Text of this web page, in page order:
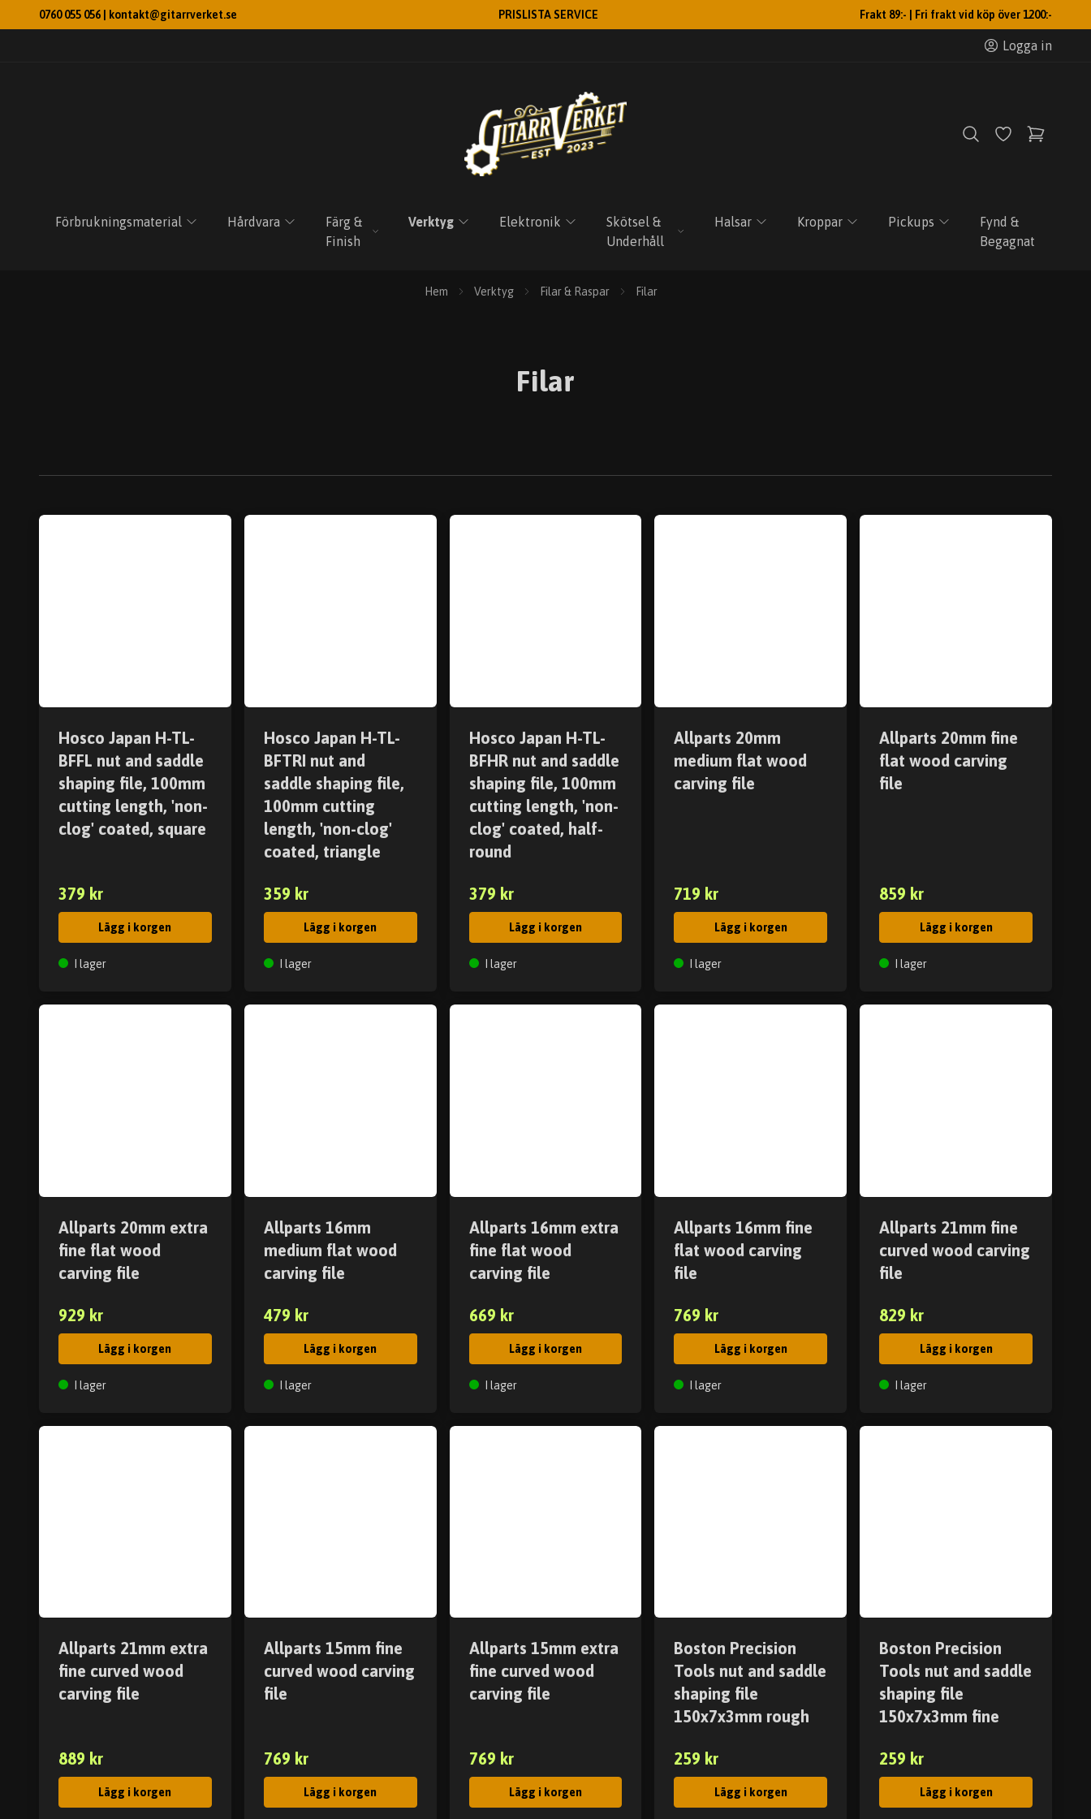
0760 055 056 | kontakt@gitarrverket.se PRISLISTA SERVICE Frakt 89:- | Fri frakt vid köp över 1200:-
Logga in
Förbrukningsmaterial Hårdvara
Färg &
Finish
Verktyg Elektronik
Skötsel &
Underhåll
Halsar Kroppar Pickups
Fynd &
Begagnat
Hem Verktyg Filar & Raspar Filar
Filar
Hosco Japan H-TL-
BFFL nut and saddle
shaping file, 100mm
cutting length, 'non-
clog' coated, square
379 kr
Lägg i korgen
I lager
Hosco Japan H-TL-
BFTRI nut and
saddle shaping file,
100mm cutting
length, 'non-clog'
coated, triangle
359 kr
Lägg i korgen
I lager
Hosco Japan H-TL-
BFHR nut and saddle
shaping file, 100mm
cutting length, 'non-
clog' coated, half-
round
379 kr
Lägg i korgen
I lager
Allparts 20mm
medium flat wood
carving file
719 kr
Lägg i korgen
I lager
Allparts 20mm fine
flat wood carving
file
859 kr
Lägg i korgen
I lager
Allparts 20mm extra
fine flat wood
carving file
929 kr
Lägg i korgen
I lager
Allparts 16mm
medium flat wood
carving file
479 kr
Lägg i korgen
I lager
Allparts 16mm extra
fine flat wood
carving file
669 kr
Lägg i korgen
I lager
Allparts 16mm fine
flat wood carving
file
769 kr
Lägg i korgen
I lager
Allparts 21mm fine
curved wood carving
file
829 kr
Lägg i korgen
I lager
Allparts 21mm extra
fine curved wood
carving file
889 kr
Lägg i korgen
Allparts 15mm fine
curved wood carving
file
769 kr
Lägg i korgen
Allparts 15mm extra
fine curved wood
carving file
769 kr
Lägg i korgen
Boston Precision
Tools nut and saddle
shaping file
150x7x3mm rough
259 kr
Lägg i korgen
Boston Precision
Tools nut and saddle
shaping file
150x7x3mm fine
259 kr
Lägg i korgen